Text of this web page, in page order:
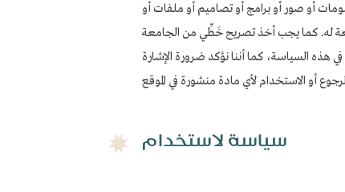
أو صور أو برامج أو تصاميم أو ملفات أو
له. كما يجب أخذ تصريح خَطِّي من الجامعة
هذه السياسة، كما أننا نؤكد ضرورة الإشارة
سياسة لاستخدام